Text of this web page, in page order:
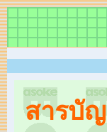
สารบัญ